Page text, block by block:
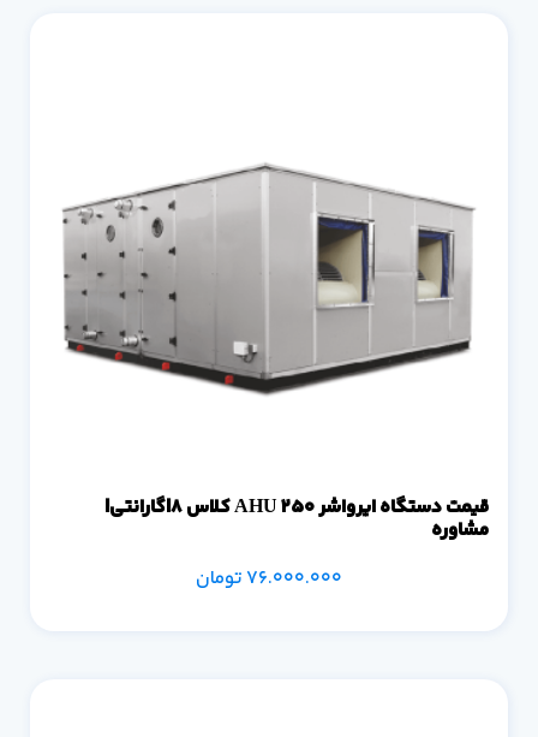
قیمت دستگاه ایرواشر 250 AHU کلاس 8|گارانتی|
مشاوره
76.000.000 تومان